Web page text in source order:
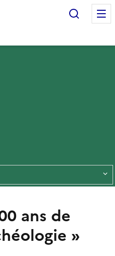
ans de
»